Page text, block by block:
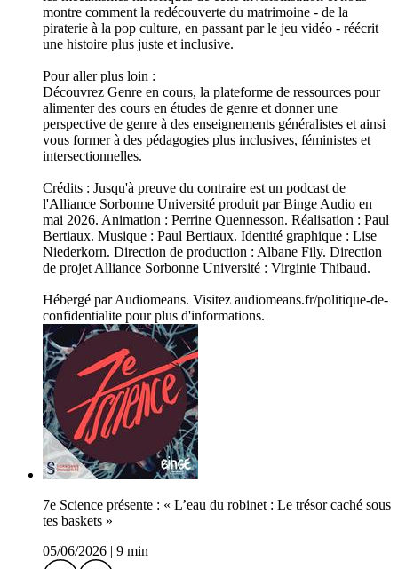
montre comment la redécouverte du matrimoine - de la
piraterie à la pop culture, en passant par le jeu vidéo - réécrit
une histoire plus juste et inclusive.
Pour aller plus loin :
Découvrez Genre en cours, la plateforme de ressources pour
alimenter des cours en études de genre et donner une
perspective de genre à des enseignements généralistes et ainsi
vous former à des pédagogies plus inclusives, féministes et
intersectionnelles.
Crédits : Jusqu'à preuve du contraire est un podcast de
l'Alliance Sorbonne Université produit par Binge Audio en
mai 2026. Animation : Perrine Quennesson. Réalisation : Paul
Bertiaux. Musique : Paul Bertiaux. Identité graphique : Lise
Niederkorn. Direction de production : Albane Fily. Direction
de projet Alliance Sorbonne Université : Virginie Thibaud.
Hébergé par Audiomeans. Visitez audiomeans.fr/politique-de-
confidentialite pour plus d'informations.
7e Science présente : « L’eau du robinet : Le trésor caché sous
tes baskets »
05/06/2026
9 min